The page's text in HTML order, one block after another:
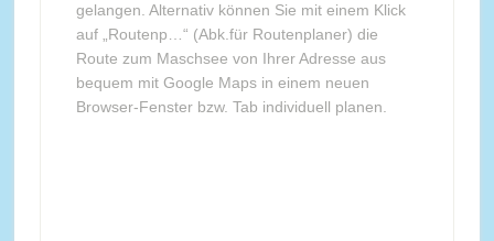
gelangen. Alternativ können Sie mit einem Klick
auf „Routenp…“ (Abk.für Routenplaner) die
Route zum Maschsee von Ihrer Adresse aus
bequem mit Google Maps in einem neuen
Browser-Fenster bzw. Tab individuell planen.